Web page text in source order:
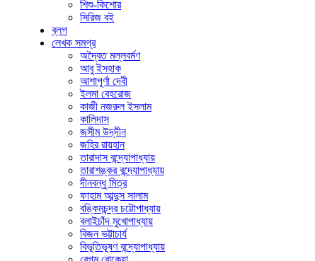
শিশু-কিশোর
সিরিজ বই
ব্লগ
লেখক সমগ্র
অদ্বৈত মল্লবর্মণ
আবু ইসহাক
আশাপূর্ণা দেবী
ইলমা বেহরোজ
কাজী নজরুল ইসলাম
কালিদাস
জসীম উদ্‌দীন
জহির রায়হান
তারাদাস বন্দ্যোপাধ্যায়
তারাশঙ্কর বন্দ্যোপাধ্যায়
দীনবন্ধু মিত্র
ফাহাম আব্দুস সালাম
বঙ্কিমচন্দ্র চট্টোপাধ্যায়
বলাইচাঁদ মুখোপাধ্যায়
বিজন ভট্টাচার্য
বিভূতিভূষণ বন্দ্যোপাধ্যায়